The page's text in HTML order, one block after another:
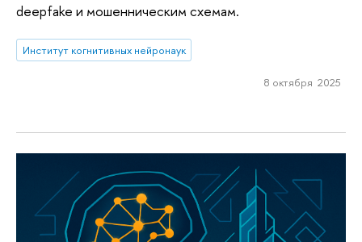
deepfake и мошенническим схемам.
Институт когнитивных нейронаук
8 октября 2025